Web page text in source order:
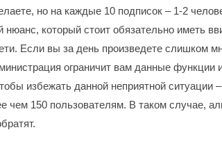
но на каждые 10 подписок – 1-2
нюанс, который стоит обязательно иметь
Если вы за день произведете слишком
ограничит вам данные функции
избежать данной неприятной ситуации
чем 150 пользователям. В таком случае,